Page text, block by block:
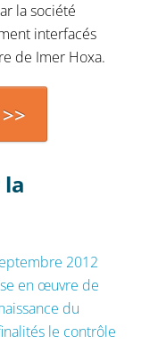
la société
interfacés
de Imer Hoxa.
la
2012
en œuvre de
du
le contrôle